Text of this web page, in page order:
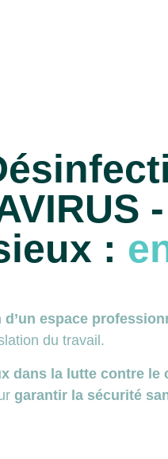
:
espace
du travail.
dans la lutte contre le
garantir la sécurité